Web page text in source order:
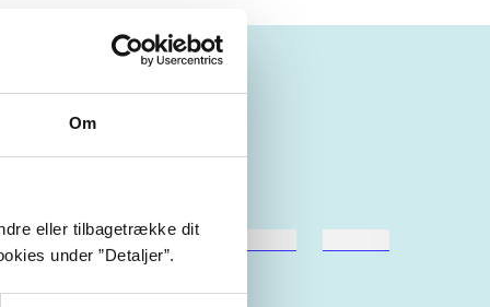
Om
eller tilbagetrække dit
under ”Detaljer”.
hestesport træning